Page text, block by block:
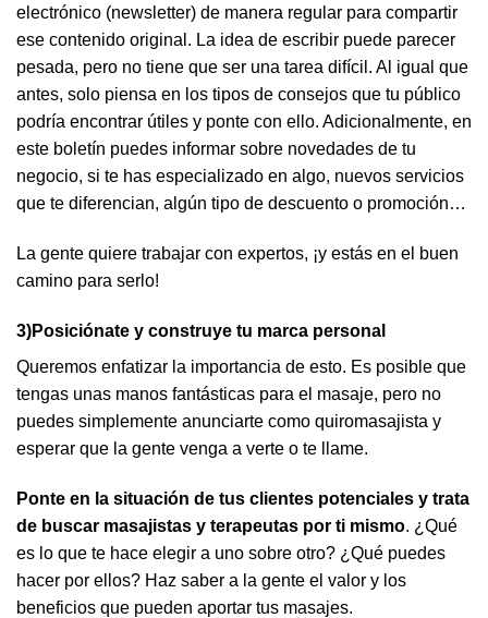
electrónico (newsletter) de manera regular para compartir
ese contenido original. La idea de escribir puede parecer
pesada, pero no tiene que ser una tarea difícil. Al igual que
antes, solo piensa en los tipos de consejos que tu público
podría encontrar útiles y ponte con ello. Adicionalmente, en
este boletín puedes informar sobre novedades de tu
negocio, si te has especializado en algo, nuevos servicios
que te diferencian, algún tipo de descuento o promoción…
La gente quiere trabajar con expertos, ¡y estás en el buen
camino para serlo!
3)Posiciónate y construye tu marca personal
Queremos enfatizar la importancia de esto. Es posible que
tengas unas manos fantásticas para el masaje, pero no
puedes simplemente anunciarte como quiromasajista y
esperar que la gente venga a verte o te llame.
Ponte en la situación de tus clientes potenciales y trata
de buscar masajistas y terapeutas por ti mismo. ¿Qué
es lo que te hace elegir a uno sobre otro? ¿Qué puedes
hacer por ellos? Haz saber a la gente el valor y los
beneficios que pueden aportar tus masajes.